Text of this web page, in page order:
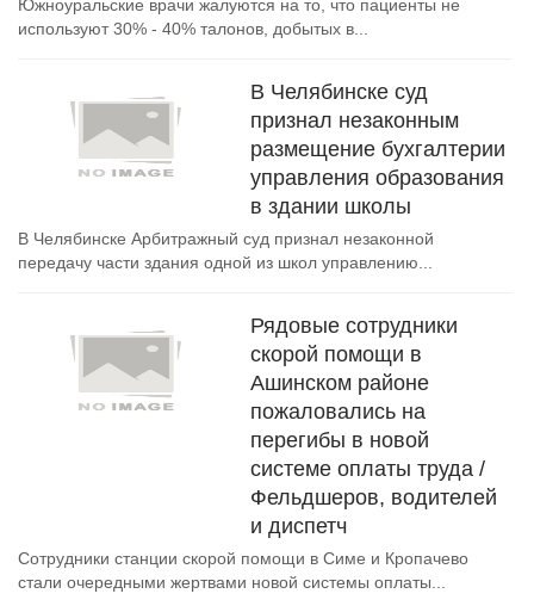
Южноуральские врачи жалуются на то, что пациенты не
используют 30% - 40% талонов, добытых в...
В Челябинске суд
признал незаконным
размещение бухгалтерии
управления образования
в здании школы
В Челябинске Арбитражный суд признал незаконной
передачу части здания одной из школ управлению...
Рядовые сотрудники
скорой помощи в
Ашинском районе
пожаловались на
перегибы в новой
системе оплаты труда /
Фельдшеров, водителей
и диспетч
Сотрудники станции скорой помощи в Симе и Кропачево
стали очередными жертвами новой системы оплаты...